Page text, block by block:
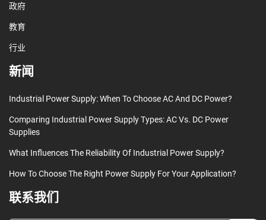
政府
教育
行业
新闻
Industrial Power Supply: When To Choose AC And DC Power?
Comparing Industrial Power Supply Types: AC Vs. DC Power
Supplies
What Influences The Reliability Of Industrial Power Supply?
How To Choose The Right Power Supply For Your Application?
联系我们